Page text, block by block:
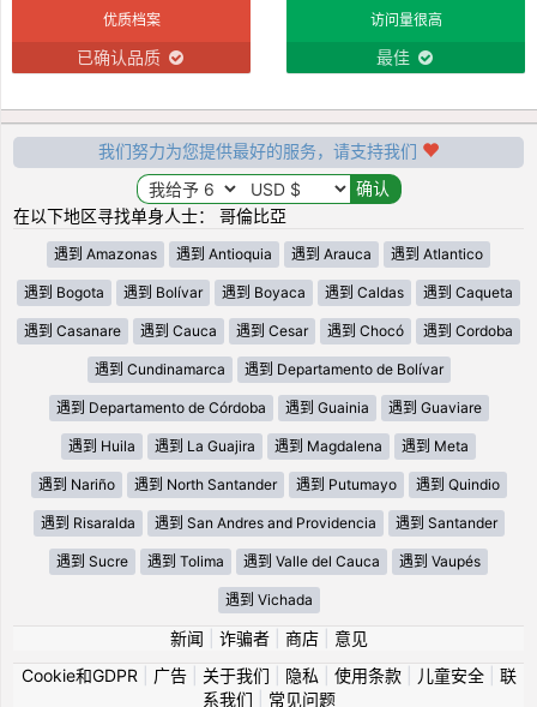
优质档案
已确认品质
访问量很高
最佳
我们努力为您提供最好的服务，请支持我们
在以下地区寻找单身人士： 哥倫比亞
遇到 Amazonas 遇到 Antioquia 遇到 Arauca 遇到 Atlantico
遇到 Bogota 遇到 Bolívar 遇到 Boyaca 遇到 Caldas 遇到 Caqueta
遇到 Casanare 遇到 Cauca 遇到 Cesar 遇到 Chocó 遇到 Cordoba
遇到 Cundinamarca 遇到 Departamento de Bolívar
遇到 Departamento de Córdoba 遇到 Guainia 遇到 Guaviare
遇到 Huila 遇到 La Guajira 遇到 Magdalena 遇到 Meta
遇到 Nariño 遇到 North Santander 遇到 Putumayo 遇到 Quindio
遇到 Risaralda 遇到 San Andres and Providencia 遇到 Santander
遇到 Sucre 遇到 Tolima 遇到 Valle del Cauca 遇到 Vaupés
遇到 Vichada
新闻 诈骗者| 商店| 意见
Cookie和GDPR
广告| 关于我们 隐私 使用条款| 儿童安全| 联
系我们
常见问题